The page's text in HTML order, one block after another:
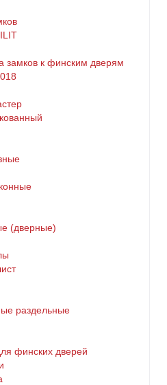
замков к финским дверям
(дверные)
раздельные
финских дверей